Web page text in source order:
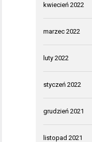
kwiecień 2022
marzec 2022
luty 2022
styczeń 2022
grudzień 2021
listopad 2021